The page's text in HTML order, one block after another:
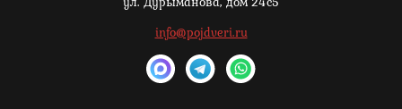
info@pojdveri.ru